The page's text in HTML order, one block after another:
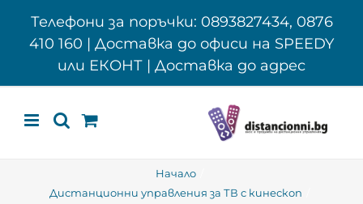
Телефони за поръчки: 0893827434, 0876
410 160 | Доставка до офиси на SPEEDY
или ЕКОНТ | Доставка до адрес
Начало
Дистанционни управления за ТВ с кинескоп